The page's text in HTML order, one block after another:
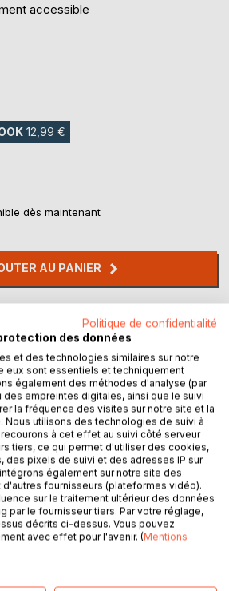
accessible
12,99 €
dès maintenant
AU PANIER
à toutes les personnes souffrant de
et il offre aux détenteurs de
: " Quelle alimentation pour la
" un ouvrage totalement
Politique de confidentialité
des données
et des technologies similaires sur notre
eux sont essentiels et techniquement
également des méthodes d'analyse (par
empreintes digitales, ainsi que le suivi
la fréquence des visites sur notre site et la
Nous utilisons des technologies de suivi à
à cet effet au suivi côté serveur
tiers, ce qui permet d'utiliser des cookies,
des pixels de suivi et des adresses IP sur
également sur notre site des
fournisseurs (plateformes vidéo).
sur le traitement ultérieur des données
par le fournisseur tiers. Par votre réglage,
décrits ci-dessus. Vous pouvez
avec effet pour l'avenir. (Mentions